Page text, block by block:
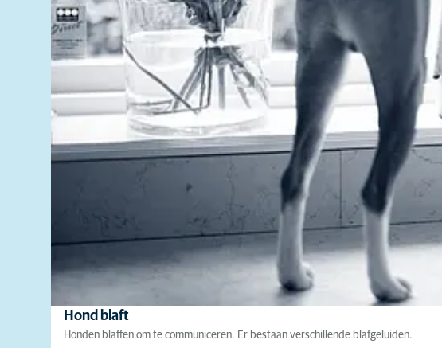
Hond blaft
Honden blaffen om te communiceren. Er bestaan verschillende blafgeluiden.